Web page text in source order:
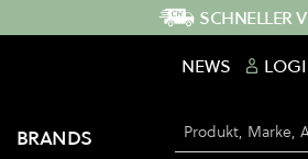
SCHNELLER
NEWS
BRANDS